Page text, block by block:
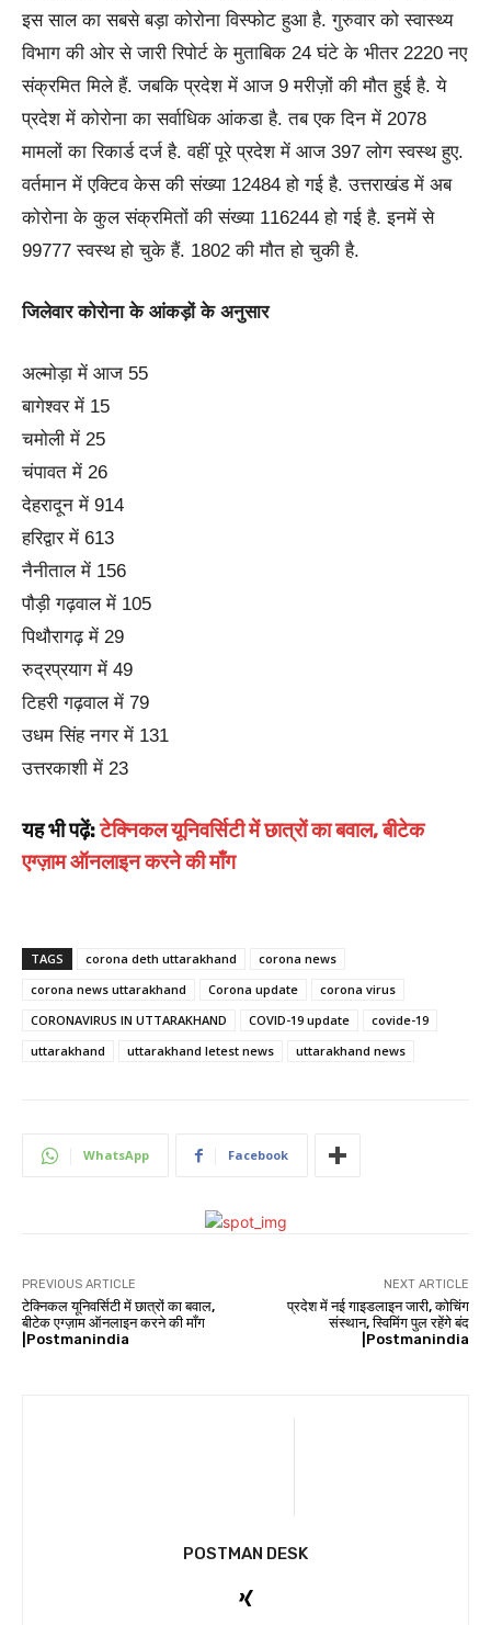
इस साल का सबसे बड़ा कोरोना विस्फोट हुआ है. गुरुवार को स्वास्थ्य
विभाग की ओर से जारी रिपोर्ट के मुताबिक 24 घंटे के भीतर 2220 नए
संक्रमित मिले हैं. जबकि प्रदेश में आज 9 मरीज़ों की मौत हुई है. ये
प्रदेश में कोरोना का सर्वाधिक आंकडा है. तब एक दिन में 2078
मामलों का रिकार्ड दर्ज है. वहीं पूरे प्रदेश में आज 397 लोग स्वस्थ हुए.
वर्तमान में एक्टिव केस की संख्या 12484 हो गई है. उत्तराखंड में अब
कोरोना के कुल संक्रमितों की संख्या 116244 हो गई है. इनमें से
99777 स्वस्थ हो चुके हैं. 1802 की मौत हो चुकी है.
जिलेवार कोरोना के आंकड़ों के अनुसार
अल्मोड़ा में आज 55
बागेश्वर में 15
चमोली में 25
चंपावत में 26
देहरादून में 914
हरिद्वार में 613
नैनीताल में 156
पौड़ी गढ़वाल में 105
पिथौरागढ़ में 29
रुद्रप्रयाग में 49
टिहरी गढ़वाल में 79
उधम सिंह नगर में 131
उत्तरकाशी में 23
यह भी पढ़ें:टेक्निकल यूनिवर्सिटी में छात्रों का बवाल, बीटेक
एग्ज़ाम ऑनलाइन करने की माँग
TAGS corona deth uttarakhand
corona news
corona news uttarakhand
Corona update
corona virus
CORONAVIRUS IN UTTARAKHAND
COVID-19 update
covide-19
uttarakhand
uttarakhand letest news uttarakhand news
WhatsApp Facebook
PREVIOUS ARTICLE
टेक्निकल यूनिवर्सिटी में छात्रों का बवाल,
बीटेक एग्ज़ाम ऑनलाइन करने की माँग
|Postmanindia
NEXT ARTICLE
प्रदेश में नई गाइडलाइन जारी, कोचिंग
संस्थान, स्विमिंग पुल रहेंगे बंद
|Postmanindia
POSTMAN DESK